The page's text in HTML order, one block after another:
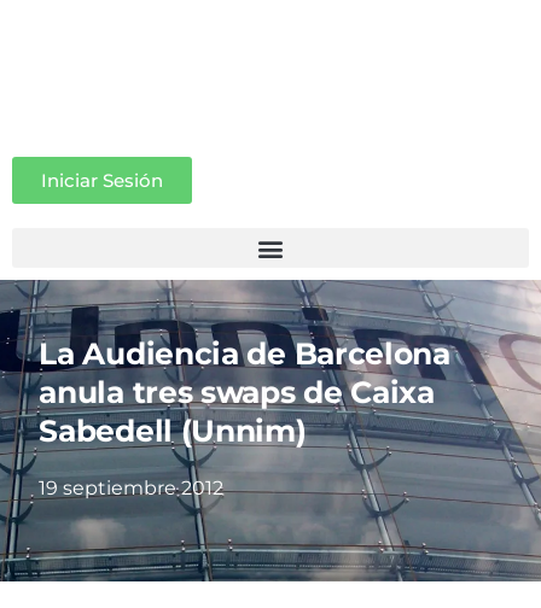
Iniciar Sesión
La Audiencia de Barcelona
anula tres swaps de Caixa
Sabedell (Unnim)
19 septiembre 2012